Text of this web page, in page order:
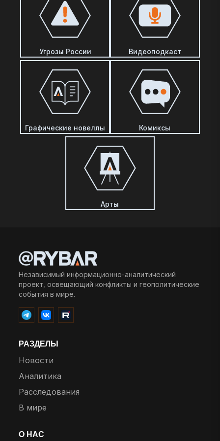
Угрозы России Видеоподкаст
Графические новеллы Комиксы
Арты
Независимый информационно-аналитический
проект, освещающий конфликты и геополитические
события в мире.
РАЗДЕЛЫ
Новости
Аналитика
Расследования
В мире
О НАС